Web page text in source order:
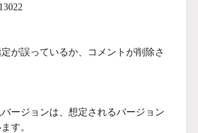
が誤っているか、コメントが削除さ
ージョンは、想定されるバージョン
す。